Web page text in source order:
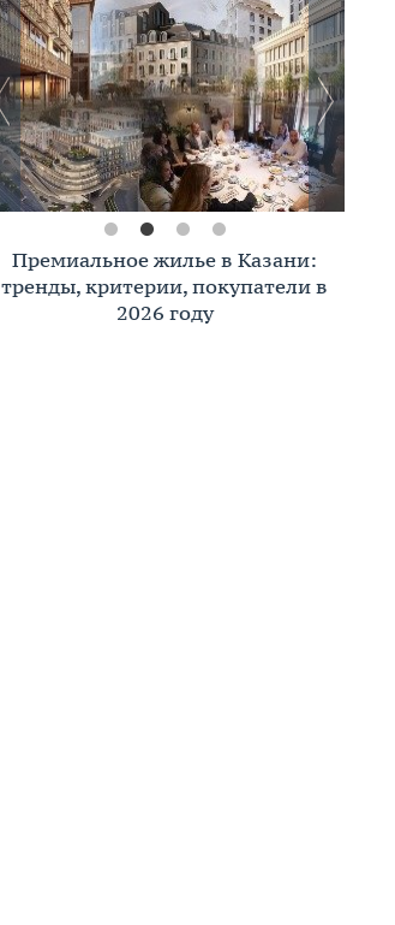
Премиальное жилье в Казани:
тренды, критерии, покупатели в
2026 году